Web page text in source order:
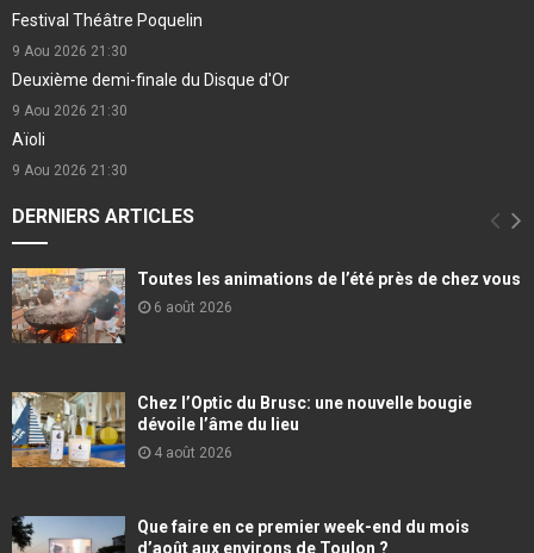
Festival Théâtre Poquelin
9 Aou 2026 21:30
Deuxième demi-finale du Disque d'Or
9 Aou 2026 21:30
Aïoli
9 Aou 2026 21:30
DERNIERS ARTICLES
Toutes les animations de l’été près de chez vous
6 août 2026
Chez l’Optic du Brusc: une nouvelle bougie
dévoile l’âme du lieu
4 août 2026
Que faire en ce premier week-end du mois
d’août aux environs de Toulon ?